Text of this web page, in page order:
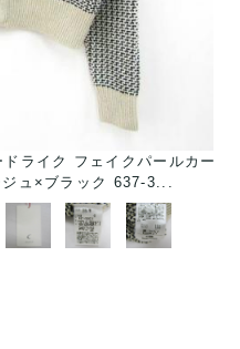
ライク フェイクパールカー
ュ×ブラック 637-3...